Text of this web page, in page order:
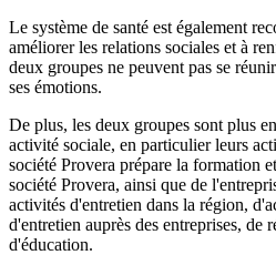
Le système de santé est également
améliorer les relations sociales et à
deux groupes ne peuvent pas se
ses émotions.
De plus, les deux groupes sont plus
activité sociale, en particulier leurs
société Provera prépare la formation
société Provera, ainsi que de
activités d'entretien dans la région,
d'entretien auprès des entreprises, de
d'éducation.